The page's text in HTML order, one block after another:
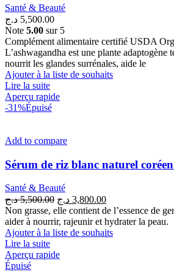
produit
Santé & Beauté
5,500.00 د.ج
Note 5.00 sur 5
Complément alimentaire certifié USDA
L’ashwagandha est une plante adaptogène
nourrit les glandes surrénales, aide le
Ajouter à la liste de souhaits
Lire la suite
Aperçu rapide
-31%Épuisé
Add to compare
Sérum de riz blanc naturel
Santé & Beauté
5,500.00 د.ج
Le
prix
initial
était :
3,800.00 د.ج
Le
prix
actuel
est :
Non grasse, elle contient de l’essence de
aider à nourrir, rajeunir et hydrater la peau.
Ajouter à la liste de souhaits
Lire la suite
Aperçu rapide
Épuisé